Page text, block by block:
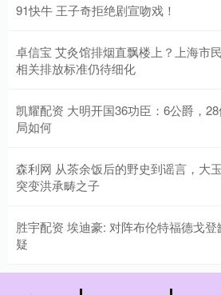
91快牛 王子奇拒绝剧宣吻戏！
卓信宝 艾灸馆排烟直飘楼上？上海市
相关排放标准仍待细化
凯耀配资 大明开国36功臣：6公爵，
局如何
森利网 从茶余饭后的野史到谣言，大
突变洪承畴之子
胜宇配资 埃迪豪: 对阵布伦特福德戈
疑